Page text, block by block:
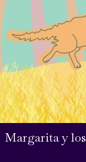
Margarita y